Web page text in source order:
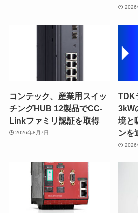
2026
コンテック、産業用スイッ
チングHUB 12製品でCC-
Linkファミリ認証を取得
2026年8月7日
TDK
3kW
境と
ンを
2026